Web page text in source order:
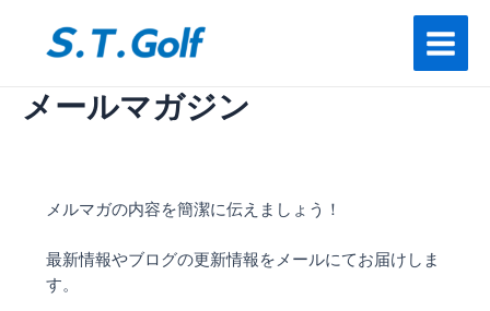
Main
Menu
メールマガジン
メルマガの内容を簡潔に伝えましょう！
最新情報やブログの更新情報をメールにてお届けしま
す。